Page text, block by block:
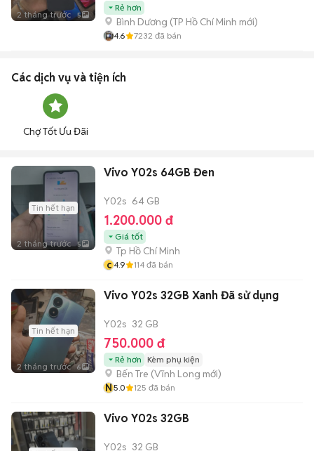
2 tháng trước 5
Rẻ hơn
Bình Dương (TP Hồ Chí Minh mới)
4.6 7232 đã bán
Các dịch vụ và tiện ích
Chợ Tốt Ưu Đãi
Tin hết hạn
2 tháng trước 5
Vivo Y02s 64GB Đen
Y02s 64 GB
1.200.000 đ
Giá tốt
Tp Hồ Chí Minh
c 4.9 114 đã bán
Tin hết hạn
2 tháng trước 6
Vivo Y02s 32GB Xanh Đã sử dụng
Y02s 32 GB
750.000 đ
Rẻ hơn Kèm phụ kiện
Bến Tre (Vĩnh Long mới)
N5.0 125 đã bán
Vivo Y02s 32GB
Y02s 32 GB